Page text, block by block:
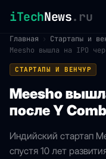
iTechNews.ru
Главная › Стартапы и
Meesho вышла на IPO
СТАРТАПЫ И ВЕНЧУР
Meesho
после Y
Индийский стартап
спустя 10 лет